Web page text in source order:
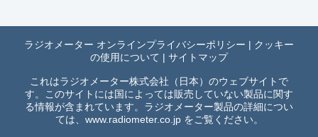
ラジオメーター オンラインプライバシーポリシー | クッキー
の使用について | サイトマップ
これはラジオメーター株式会社（日本）のウェブサイトで
す。このサイトには国によっては販売していない製品に関す
る情報が含まれています。ラジオメーター製品の詳細につい
ては、 www.radiometer.co.jpをご覧ください。